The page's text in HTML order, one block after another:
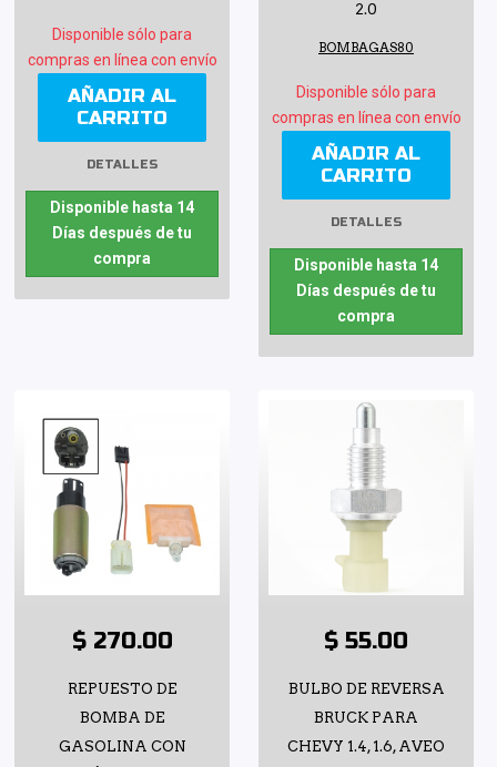
Disponible sólo para
compras en línea con envío
AÑADIR AL
CARRITO
DETALLES
Disponible hasta 14
Días después de tu
compra
2.0
BOMBAGAS80
Disponible sólo para
compras en línea con envío
AÑADIR AL
CARRITO
DETALLES
Disponible hasta 14
Días después de tu
compra
$ 270.00
REPUESTO DE
BOMBA DE
GASOLINA CON
$ 55.00
BULBO DE REVERSA
BRUCK PARA
CHEVY 1.4, 1.6, AVEO